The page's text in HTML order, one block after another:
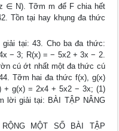
∈ N). Tỡm m để F chia hết
Tồn tại hay khụng đa thức
tại: 43. Cho ba đa thức:
− 3; R(x) = − 5x2 + 3x − 2.
cú ớt nhất một đa thức cú
Tỡm hai đa thức f(x), g(x)
+ g(x) = 2x4 + 5x2 − 3x; (1)
lời giải tại: BÀI TẬP NÂNG
MỘT SỐ BÀI TẬP